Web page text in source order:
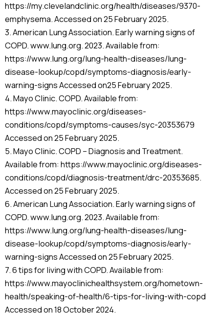
https://my.clevelandclinic.org/health/diseases/9370-
emphysema. Accessed on 25 February 2025.
3. American Lung Association. Early warning signs of
COPD. www.lung.org. 2023. Available from:
https://www.lung.org/lung-health-diseases/lung-
disease-lookup/copd/symptoms-diagnosis/early-
warning-signs Accessed on25 February 2025.
4. Mayo Clinic. COPD. Available from:
https://www.mayoclinic.org/diseases-
conditions/copd/symptoms-causes/syc-20353679
Accessed on 25 February 2025.
5. Mayo Clinic. COPD – Diagnosis and Treatment.
Available from: https://www.mayoclinic.org/diseases-
conditions/copd/diagnosis-treatment/drc-20353685.
Accessed on 25 February 2025.
6. American Lung Association. Early warning signs of
COPD. www.lung.org. 2023. Available from:
https://www.lung.org/lung-health-diseases/lung-
disease-lookup/copd/symptoms-diagnosis/early-
warning-signs Accessed on 25 February 2025.
7. 6 tips for living with COPD. Available from:
https://www.mayoclinichealthsystem.org/hometown-
health/speaking-of-health/6-tips-for-living-with-copd
Accessed on 18 October 2024.